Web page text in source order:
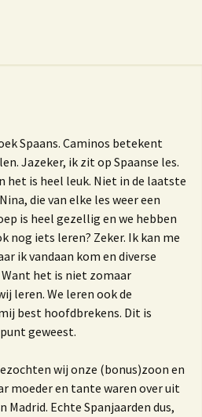
Spaans. Caminos betekent
Jazeker, ik zit op Spaanse les.
het is heel leuk. Niet in de laatste
die van elke les weer een
is heel gezellig en we hebben
nog iets leren? Zeker. Ik kan me
ik vandaan kom en diverse
het is niet zomaar
leren. We leren ook de
best hoofdbrekens. Dit is
geweest.
wij onze (bonus)zoon en
moeder en tante waren over uit
Madrid. Echte Spanjaarden dus,